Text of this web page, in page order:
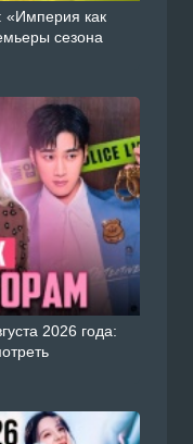
«Империя как
сезона
2026 года: